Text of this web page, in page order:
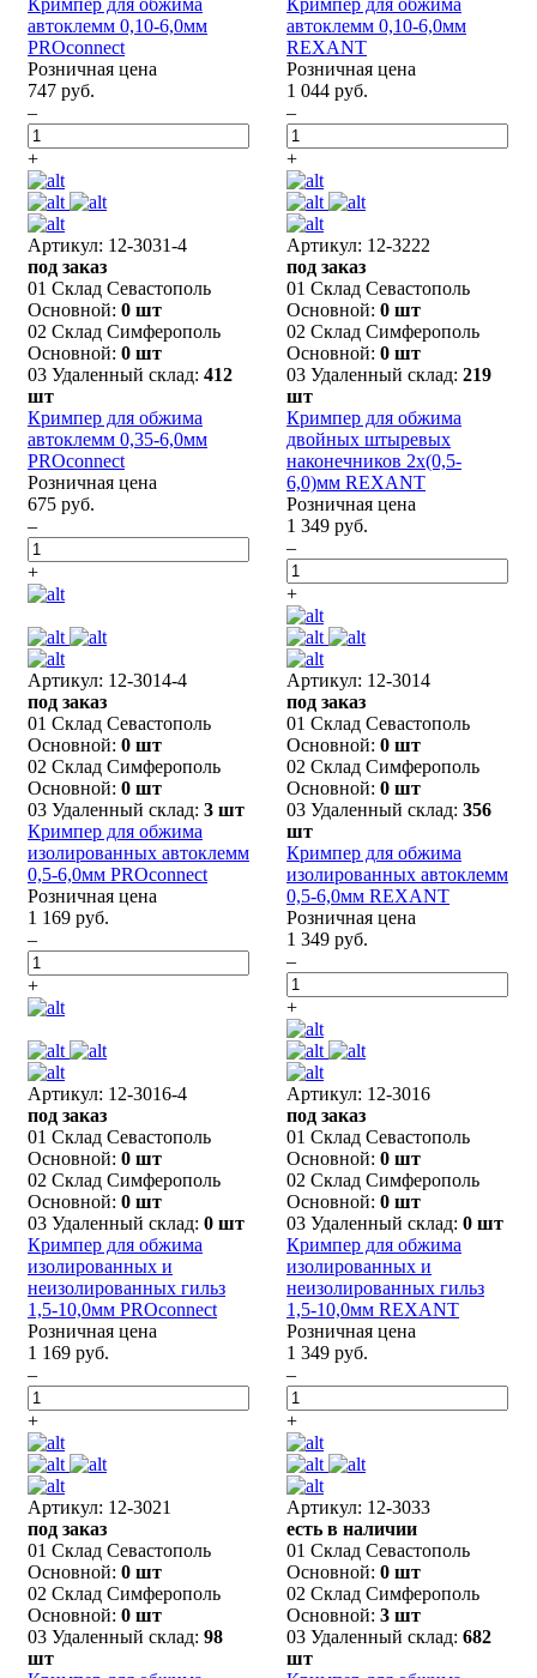
автоклемм 0,10-6,0мм
PROconnect
Розничная цена
747 руб.
–
+
автоклемм 0,10-6,0мм
REXANT
Розничная цена
1 044 руб.
–
+
Артикул: 12-3031-4
под заказ
01 Склад Севастополь
Основной: 0 шт
02 Склад Симферополь
Основной: 0 шт
03 Удаленный склад: 412
шт
Кримпер для обжима
автоклемм 0,35-6,0мм
PROconnect
Розничная цена
675 руб.
–
+
Артикул: 12-3222
под заказ
01 Склад Севастополь
Основной: 0 шт
02 Склад Симферополь
Основной: 0 шт
03 Удаленный склад: 219
шт
Кримпер для обжима
двойных штыревых
наконечников 2x(0,5-
6,0)мм REXANT
Розничная цена
1 349 руб.
–
+
Артикул: 12-3014-4
под заказ
01 Склад Севастополь
Основной: 0 шт
02 Склад Симферополь
Основной: 0 шт
03 Удаленный склад: 3 шт
Кримпер для обжима
изолированных автоклемм
0,5-6,0мм PROconnect
Розничная цена
1 169 руб.
–
+
Артикул: 12-3014
под заказ
01 Склад Севастополь
Основной: 0 шт
02 Склад Симферополь
Основной: 0 шт
03 Удаленный склад: 356
шт
Кримпер для обжима
изолированных автоклемм
0,5-6,0мм REXANT
Розничная цена
1 349 руб.
–
+
Артикул: 12-3016-4
под заказ
01 Склад Севастополь
Основной: 0 шт
02 Склад Симферополь
Основной: 0 шт
03 Удаленный склад: 0 шт
Кримпер для обжима
изолированных и
неизолированных гильз
1,5-10,0мм PROconnect
Розничная цена
1 169 руб.
–
+
Артикул: 12-3016
под заказ
01 Склад Севастополь
Основной: 0 шт
02 Склад Симферополь
Основной: 0 шт
03 Удаленный склад: 0 шт
Кримпер для обжима
изолированных и
неизолированных гильз
1,5-10,0мм REXANT
Розничная цена
1 349 руб.
–
+
Артикул: 12-3021
под заказ
01 Склад Севастополь
Основной: 0 шт
02 Склад Симферополь
Основной: 0 шт
03 Удаленный склад: 98
шт
Артикул: 12-3033
есть в наличии
01 Склад Севастополь
Основной: 0 шт
02 Склад Симферополь
Основной: 3 шт
03 Удаленный склад: 682
шт